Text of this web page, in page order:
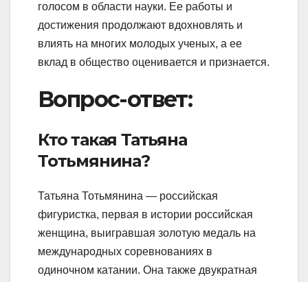
голосом в области науки. Ее работы и
достижения продолжают вдохновлять и
влиять на многих молодых ученых, а ее
вклад в общество оценивается и признается.
Вопрос-ответ:
Кто такая Татьяна
Тотьмянина?
Татьяна Тотьмянина — российская
фигуристка, первая в истории российская
женщина, выигравшая золотую медаль на
международных соревнованиях в
одиночном катании. Она также двукратная